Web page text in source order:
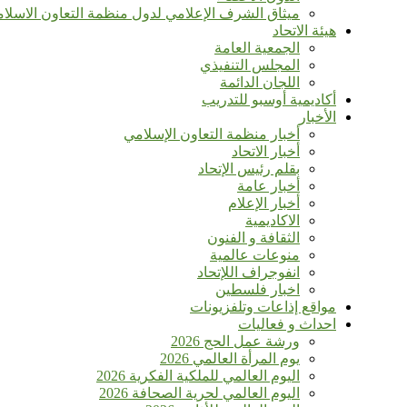
ميثاق الشرف الإعلامي لدول منظمة التعاون
هيئة الاتحاد
الجمعية العامة
المجلس التنفيذي
اللجان الدائمة
أكاديمية أوسبو للتدريب
الأخبار
أخبار منظمة التعاون الإسلامي
أخبار الاتحاد
بقلم رئيس الإتحاد
أخبار عامة
أخبار الإعلام
الاكاديمية
الثقافة و الفنون
منوعات عالمية
انفوجراف اللإتحاد
اخبار فلسطين
مواقع إذاعات وتلفزيونات
احداث و فعاليات
ورشة عمل الحج 2026
يوم المرأة العالمي 2026
اليوم العالمي للملكية الفكرية 2026
اليوم العالمي لحرية الصحافة 2026